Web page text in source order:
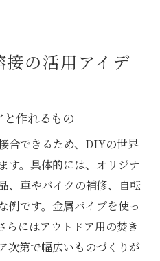
の活用アイデ
作れるもの
合できるため、DIYの世界
す。具体的には、オリジナ
、車やバイクの補修、自転
例です。金属パイプを使っ
らにはアウトドア用の焚き
次第で幅広いものづくりが